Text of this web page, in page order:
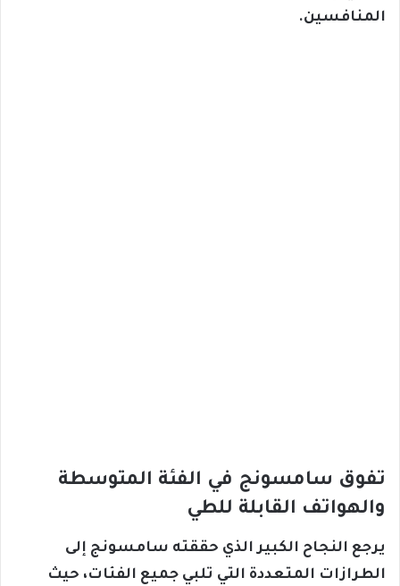
المنافسين.
تفوق سامسونج في الفئة المتوسطة
والهواتف القابلة للطي
يرجع النجاح الكبير الذي حققته سامسونج إلى
الطرازات المتعددة التي تلبي جميع الفئات، حيث